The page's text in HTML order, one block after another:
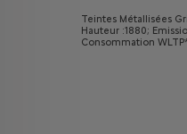
Teintes Métallisées
Hauteur :1880;
Consommation